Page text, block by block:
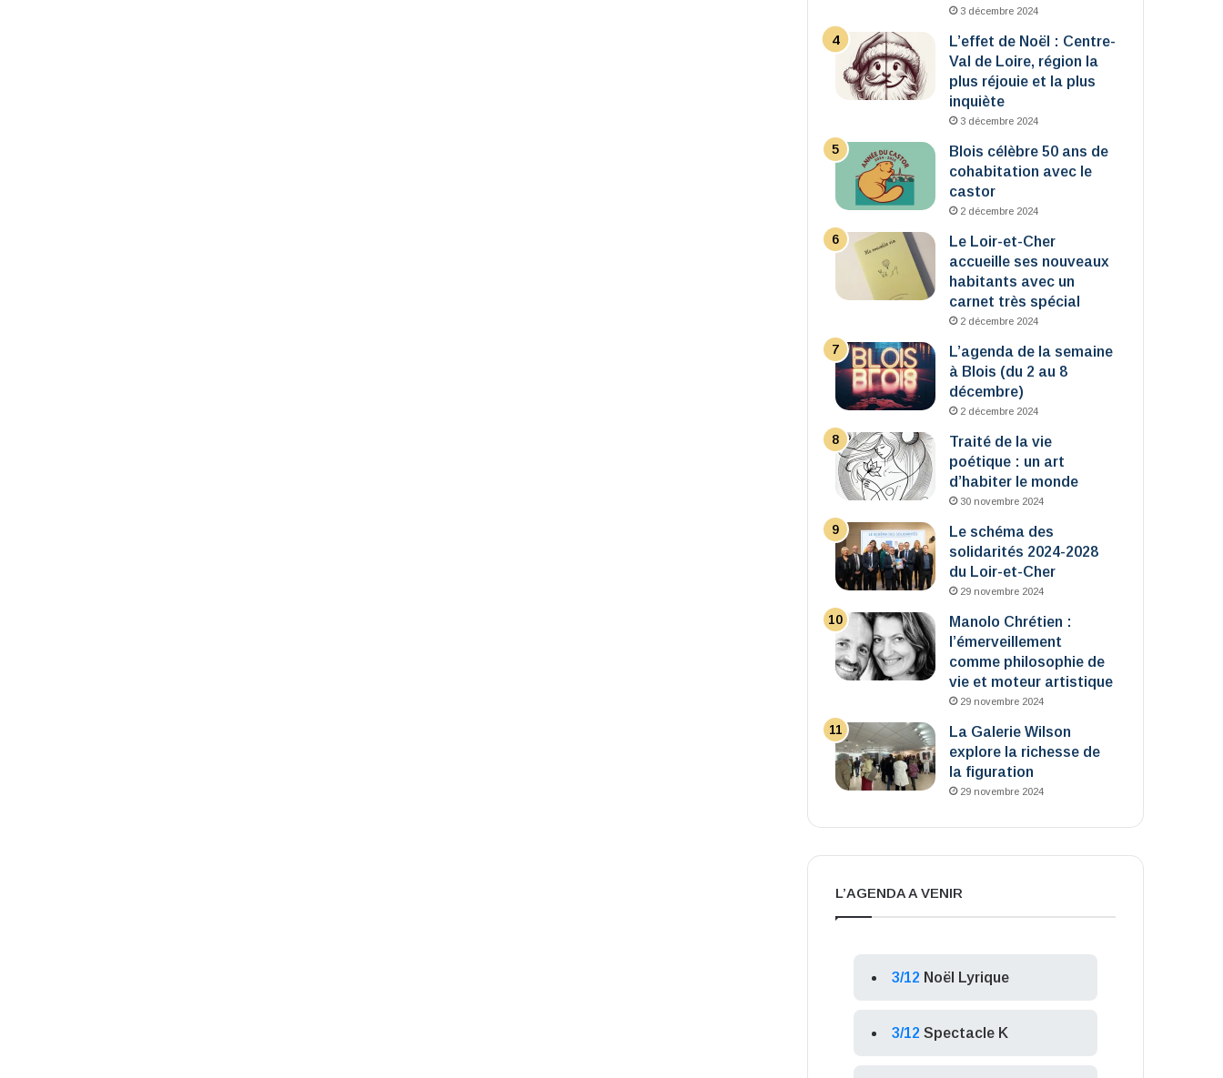
3 décembre 2024
L’effet de Noël : Centre-
Val de Loire, région la
plus réjouie et la plus
inquiète
3 décembre 2024
Blois célèbre 50 ans de
cohabitation avec le
castor
2 décembre 2024
Le Loir-et-Cher
accueille ses nouveaux
habitants avec un
carnet très spécial
2 décembre 2024
L’agenda de la semaine
à Blois (du 2 au 8
décembre)
2 décembre 2024
Traité de la vie
poétique : un art
d’habiter le monde
30 novembre 2024
Le schéma des
solidarités 2024-2028
du Loir-et-Cher
29 novembre 2024
Manolo Chrétien :
l’émerveillement
comme philosophie de
vie et moteur artistique
29 novembre 2024
La Galerie Wilson
explore la richesse de
la figuration
29 novembre 2024
L’AGENDA A VENIR
3/12 Noël Lyrique
3/12 Spectacle K